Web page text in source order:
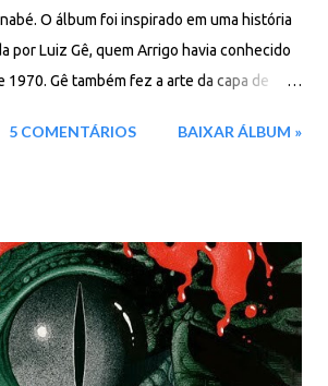
O álbum foi inspirado em uma história
por Luiz Gê, quem Arrigo havia conhecido
1970. Gê também fez a arte da capa de
O disco tem dez temas bastante
bastante extensa, com naipes de metais,
01. Tubarões Voadores 02. Crotalus
04. Neide Manicure Pedicure 05. Canção
06. Kid Supérfluo, O Consumidor
5 COMENTÁRIOS BAIXAR ÁLBUM »